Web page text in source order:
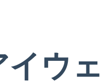
イウェ